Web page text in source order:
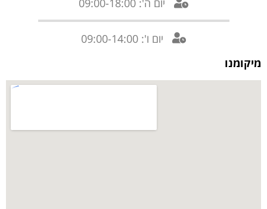
יום ה': 09:00-18:00
יום ו': 09:00-14:00
מיקומנו